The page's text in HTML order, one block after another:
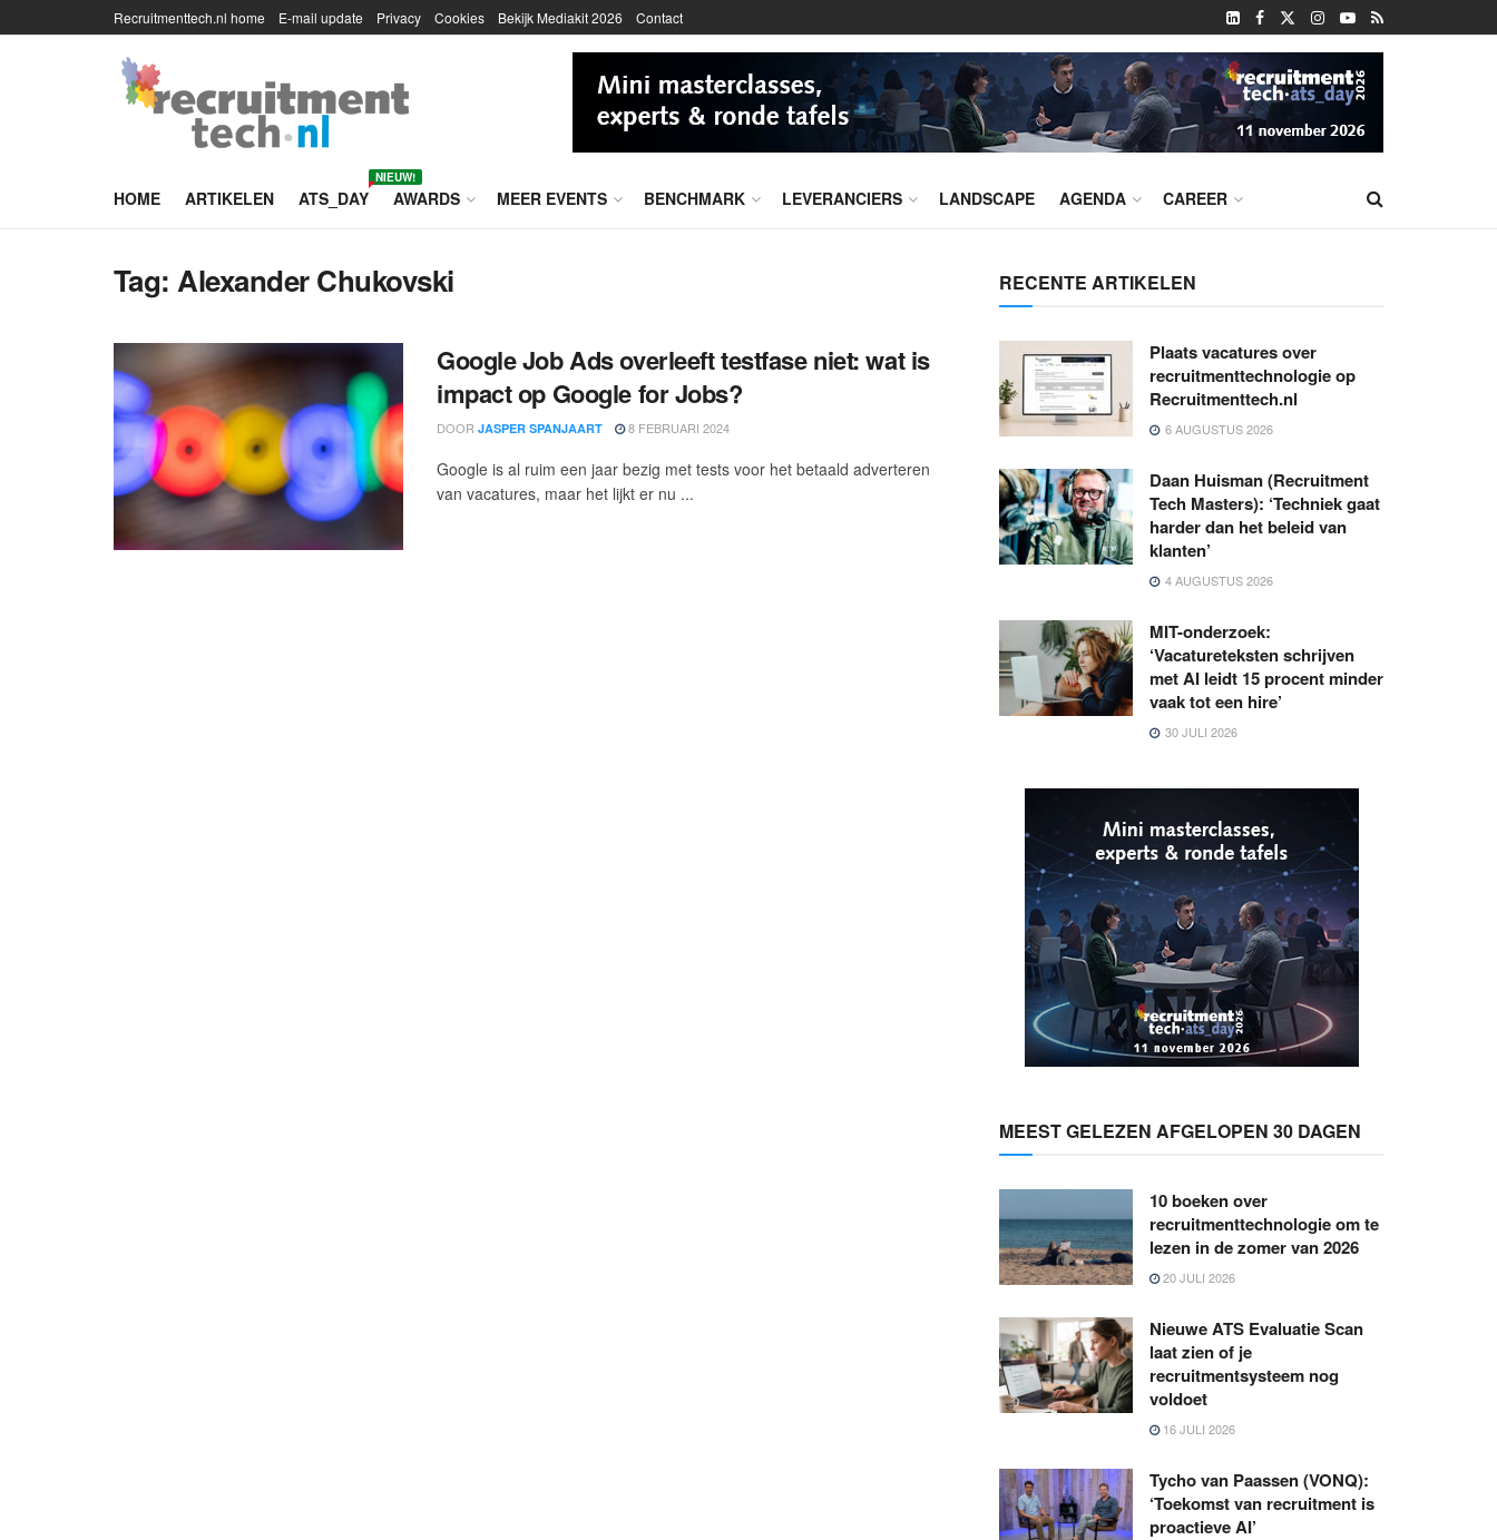
Recruitmenttech.nl home E-mail update Privacy Cookies Bekijk Mediakit 2026 Contact
HOME ARTIKELEN ATS_DAY
NIEUW!
AWARDS MEER EVENTS BENCHMARK LEVERANCIERS LANDSCAPE AGENDA CAREER
Tag:Alexander Chukovski
Google Job Ads overleeft testfase niet: wat is
impact op Google for Jobs?
DOOR JASPER SPANJAART 8 FEBRUARI 2024
Google is al ruim een jaar bezig met tests voor het betaald adverteren
van vacatures, maar het lijkt er nu ...
RECENTE ARTIKELEN
Plaats vacatures over
recruitmenttechnologie op
Recruitmenttech.nl
6 AUGUSTUS 2026
Daan Huisman (Recruitment
Tech Masters): ‘Techniek gaat
harder dan het beleid van
klanten’
4 AUGUSTUS 2026
MIT-onderzoek:
‘Vacatureteksten schrijven
met AI leidt 15 procent minder
vaak tot een hire’
30 JULI 2026
MEEST GELEZEN AFGELOPEN 30 DAGEN
10 boeken over
recruitmenttechnologie om te
lezen in de zomer van 2026
20 JULI 2026
Nieuwe ATS Evaluatie Scan
laat zien of je
recruitmentsysteem nog
voldoet
16 JULI 2026
Tycho van Paassen (VONQ):
‘Toekomst van recruitment is
proactieve AI’